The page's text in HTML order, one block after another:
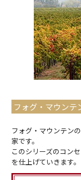
フォグ・マウンテ
フォグ・マウンテン
家です。
このシリーズのコン
を仕上げていきます。